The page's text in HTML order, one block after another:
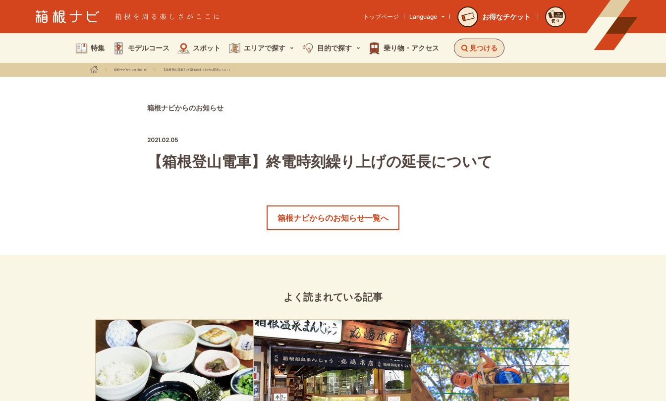
トップページ Language お得なチケット
使う
特集 モデルコース スポット エリアで探す 目的で探す 乗り物・ アクセス 見つける
箱根ナビからのお知らせ 【箱根登山電車】終電時刻繰り上げの延長について
箱根ナビからのお知らせ
2021.02.05
【箱根登山電車】終電時刻繰り上げの延長について
箱根ナビからのお知らせ一覧へ
よく読まれている記事